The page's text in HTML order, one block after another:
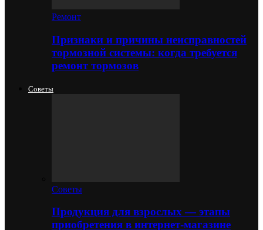
Ремонт
Признаки и причины неисправностей
тормозной системы: когда требуется
ремонт тормозов
Советы
Советы
Продукция для взрослых — этапы
приобретения в интернет-магазине